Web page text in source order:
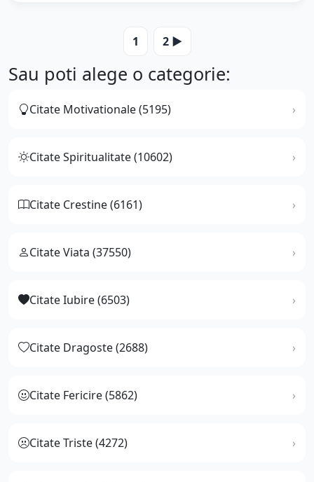
1 2 ▶️
Sau poti alege o categorie:
Citate Motivationale (5195)
Citate Spiritualitate (10602)
Citate Crestine (6161)
Citate Viata (37550)
Citate Iubire (6503)
Citate Dragoste (2688)
Citate Fericire (5862)
Citate Triste (4272)